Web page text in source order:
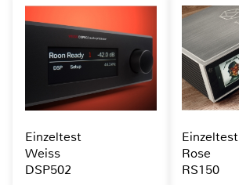
Einzeltest
Weiss
DSP502
Einzeltest
Rose
RS150